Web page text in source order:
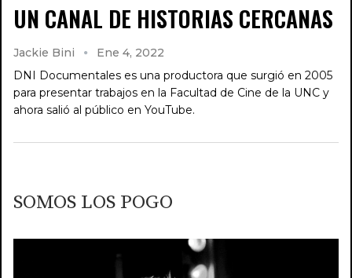
UN CANAL DE HISTORIAS CERCANAS
Jackie Bini
Ene 4, 2022
DNI Documentales es una productora que surgió en 2005
para presentar trabajos en la Facultad de Cine de la UNC y
ahora salió al público en YouTube.
SOMOS LOS POGO